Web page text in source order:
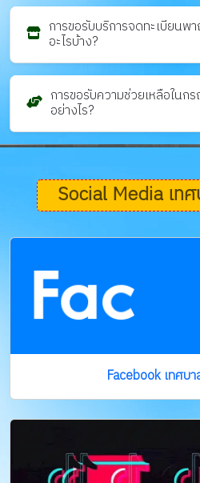
การขอรับบริการจดทะเบียนพ
อะไรบ้าง?
การขอรับความช่วยเหลือใน
อย่างไร?
Social Media เท
Facebook เทศบา